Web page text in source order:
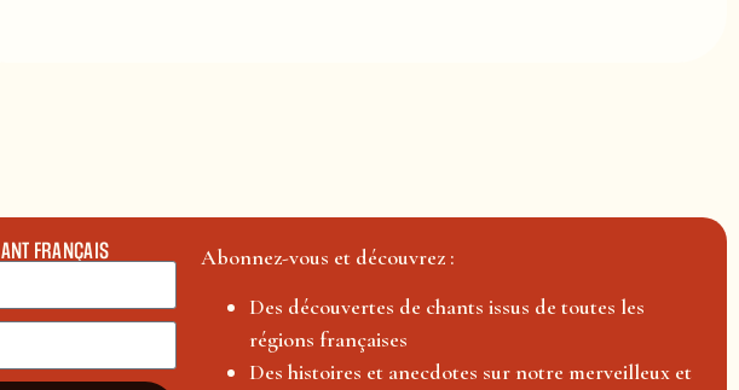
FRANÇAIS
Abonnez-vous et découvrez :
Des découvertes de chants issus de toutes les
régions françaises
Des histoires et anecdotes sur notre merveilleux et